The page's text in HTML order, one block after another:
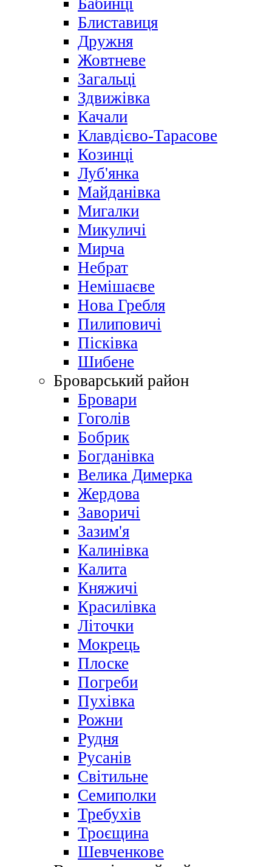
Бабинці
Блиставиця
Дружня
Жовтневе
Загальці
Здвижівка
Качали
Клавдієво-Тарасове
Козинці
Луб'янка
Майданівка
Мигалки
Микуличі
Мирча
Небрат
Немішаєве
Нова Гребля
Пилиповичі
Пісківка
Шибене
Броварський район
Бровари
Гоголів
Бобрик
Богданівка
Велика Димерка
Жердова
Заворичі
Зазим'я
Калинівка
Калита
Княжичі
Красилівка
Літочки
Мокрець
Плоске
Погреби
Пухівка
Рожни
Рудня
Русанів
Світильне
Семиполки
Требухів
Троєщина
Шевченкове